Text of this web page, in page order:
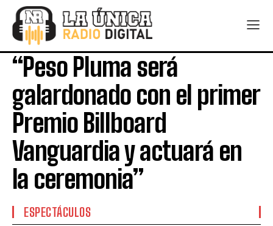
“Peso Pluma será
galardonado con el primer
Premio Billboard
Vanguardia y actuará en
la ceremonia”
ESPECTÁCULOS